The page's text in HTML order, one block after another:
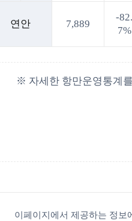
연안 7,889
-82.
7%
※ 자세한 항만운영통계
이페이지에서 제공하는 정보